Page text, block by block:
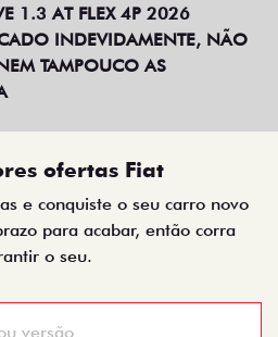
1.3 AT FLEX 4P 2026
INDEVIDAMENTE, NÃO
TAMPOUCO AS
ofertas Fiat
e conquiste o seu carro novo
para acabar, então corra
o seu.